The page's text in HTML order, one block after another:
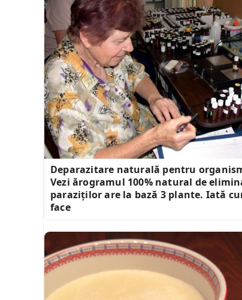
Deparazitare naturală pentru
Vezi ărogramul 100% natural de
paraziților are la bază 3 plante. Iată
face